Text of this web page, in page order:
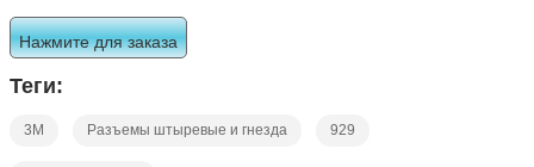
Нажмите для заказа
Теги:
3M Разъемы штыревые и гнезда 929